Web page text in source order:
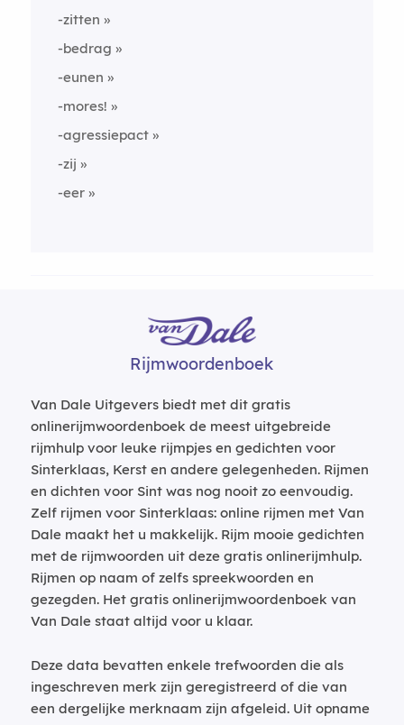
-zitten
-bedrag
-eunen
-mores!
-agressiepact
-zij
-eer
Rijmwoordenboek
Van Dale Uitgevers biedt met dit gratis
onlinerijmwoordenboek de meest uitgebreide
rijmhulp voor leuke rijmpjes en gedichten voor
Sinterklaas, Kerst en andere gelegenheden. Rijmen
en dichten voor Sint was nog nooit zo eenvoudig.
Zelf rijmen voor Sinterklaas: online rijmen met Van
Dale maakt het u makkelijk. Rijm mooie gedichten
met de rijmwoorden uit deze gratis onlinerijmhulp.
Rijmen op naam of zelfs spreekwoorden en
gezegden. Het gratis onlinerijmwoordenboek van
Van Dale staat altijd voor u klaar.
Deze data bevatten enkele trefwoorden die als
ingeschreven merk zijn geregistreerd of die van
een dergelijke merknaam zijn afgeleid. Uit opname